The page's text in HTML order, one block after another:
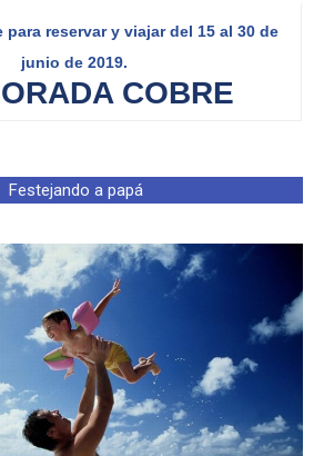
para reservar y viajar del 15 al 30 de
junio de 2019.
COBRE
Festejando a papá